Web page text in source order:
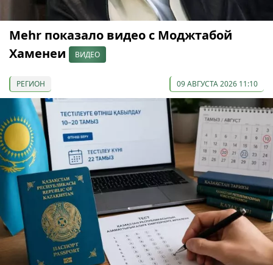
Mehr показало видео с Моджтабой
Хаменеи
ВИДЕО
РЕГИОН 09 АВГУСТА 2026 11:10